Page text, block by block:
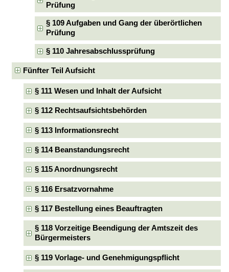
Prüfung
§ 109 Aufgaben und Gang der überörtlichen
Prüfung
§ 110 Jahresabschlussprüfung
Fünfter Teil Aufsicht
§ 111 Wesen und Inhalt der Aufsicht
§ 112 Rechtsaufsichtsbehörden
§ 113 Informationsrecht
§ 114 Beanstandungsrecht
§ 115 Anordnungsrecht
§ 116 Ersatzvornahme
§ 117 Bestellung eines Beauftragten
§ 118 Vorzeitige Beendigung der Amtszeit des
Bürgermeisters
§ 119 Vorlage- und Genehmigungspflicht